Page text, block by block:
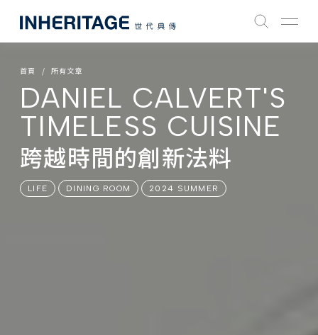
首頁 所有文章
DANIEL CALVERT'S
TIMELESS CUISINE
跨越時間的創新法料
LIFE DINING ROOM 2024 SUMMER